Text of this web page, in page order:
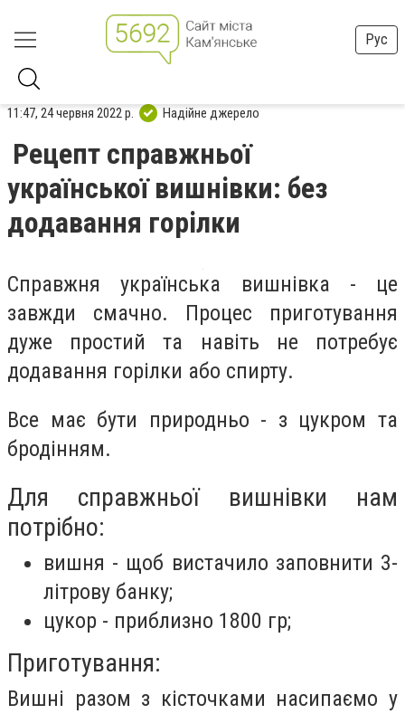
Рус
11:47, 24 червня 2022 р. Надійне джерело
Рецепт справжньої
української вишнівки: без
додавання горілки
Справжня українська вишнівка - це
завжди смачно. Процес приготування
дуже простий та навіть не потребує
додавання горілки або спирту.
Все має бути природньо - з цукром та
бродінням.
Для справжньої вишнівки нам
потрібно:
вишня - щоб вистачило заповнити 3-
літрову банку;
цукор - приблизно 1800 гр;
Приготування:
Вишні разом з кісточками насипаємо у